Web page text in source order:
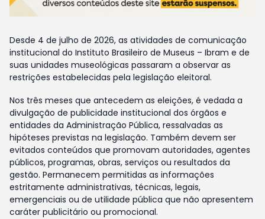
Desde 4 de julho de 2026, as atividades de comunicação
institucional do Instituto Brasileiro de Museus – Ibram e de
suas unidades museológicas passaram a observar as
restrições estabelecidas pela legislação eleitoral.
Nos três meses que antecedem as eleições, é vedada a
divulgação de publicidade institucional dos órgãos e
entidades da Administração Pública, ressalvadas as
hipóteses previstas na legislação. Também devem ser
evitados conteúdos que promovam autoridades, agentes
públicos, programas, obras, serviços ou resultados da
gestão. Permanecem permitidas as informações
estritamente administrativas, técnicas, legais,
emergenciais ou de utilidade pública que não apresentem
caráter publicitário ou promocional.